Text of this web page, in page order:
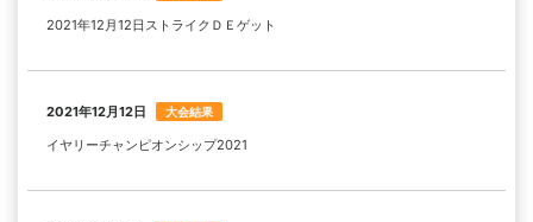
2021年12月12日ストライクＤＥゲット
2021年12月12日 大会結果
イヤリーチャンピオンシップ2021